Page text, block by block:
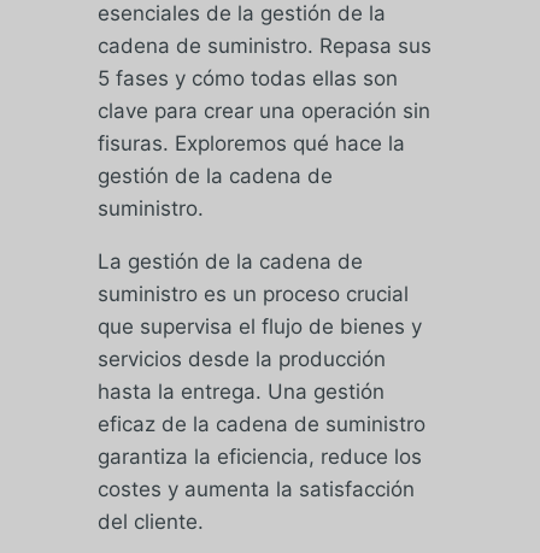
esenciales de la gestión de la
cadena de suministro. Repasa sus
5 fases y cómo todas ellas son
clave para crear una operación sin
fisuras. Exploremos qué hace la
gestión de la cadena de
suministro.
La gestión de la cadena de
suministro es un proceso crucial
que supervisa el flujo de bienes y
servicios desde la producción
hasta la entrega. Una gestión
eficaz de la cadena de suministro
garantiza la eficiencia, reduce los
costes y aumenta la satisfacción
del cliente.